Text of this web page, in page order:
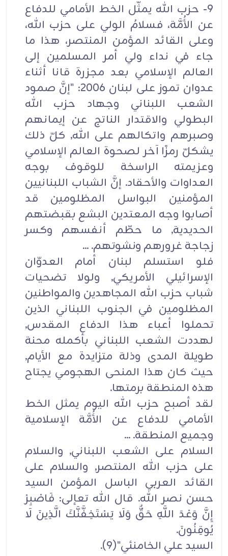
9- حزب الله يمثّل الخط الأمامي للدفاع
عن الأُمَّة، فسلامُ الولي على حزب الله،
وعلى القائد المؤمن المنتصر، هذا ما
جاء في نداء ولي أمر المسلمين إلى
العالم الإسلامي بعد مجزرة قانا أثناء
عدوان تموز على لبنان 2006: "إنَّ صمود
الشعب اللبناني وجهاد حزب الله
البطولي والاقتدار الناتج عن إيمانهم
وصبرهم واتكالهم على الله, كلّ ذلك
يشكلّ رمزًا آخر لصحوة العالم الإسلامي
وعزيمته الراسخة للوقوف بوجه
العداوات والأحقاد. إنَّ الشباب اللبنانيين
المؤمنين البواسل المظلومين قد
أصابوا وجه المعتدين البشع بقبضتهم
الحديدية, ما حطّم أنفسهم وكسر
زجاجة غرورهم ونشوتهم. ...
فلو استسلم لبنان أمام العدوّان
الإسرائيلي الأمريكي, ولولا تضحيات
شباب حزب الله المجاهدين والمواطنين
المظلومين في الجنوب اللبناني الذين
تحملوا أعباء هذا الدفاع المقدس,
لهددت الشعب اللبناني بأكمله محنة
طويلة المدى وذلة متزايدة مع الأيام,
حيث كان هذا المنحى الهجومي يجتاح
هذه المنطقة برمتها.
لقد أصبح حزب الله اليوم يمثل الخط
الأمامي للدفاع عن الأُمَّة الإسلامية
وجميع المنطقة. ...
السلام على الشعب اللبناني, والسلام
على حزب الله المنتصر, والسلام على
القائد العربي الباسل المؤمن السيد
حسن نصر الله. قال الله تعإلى: فَاصْبِرْ
إِنَّ وَعْدَ اللَّهِ حَقٌّ وَلَا يَسْتَخِفَّنَّكَ الَّذِينَ لَا
يُوقِنُونَ.
السيد علي الخامنئي"(9).